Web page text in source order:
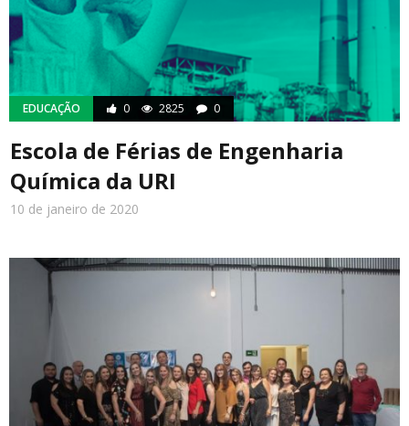
EDUCAÇÃO 0 2825 0
Escola de Férias de Engenharia
Química da URI
10 de janeiro de 2020